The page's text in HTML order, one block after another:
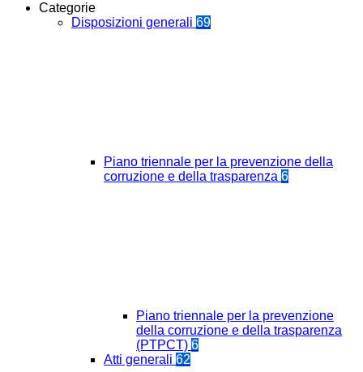
Categorie
Disposizioni generali 69
Piano triennale per la prevenzione della
corruzione e della trasparenza 6
Piano triennale per la prevenzione
della corruzione e della trasparenza
(PTPCT) 6
Atti generali 62